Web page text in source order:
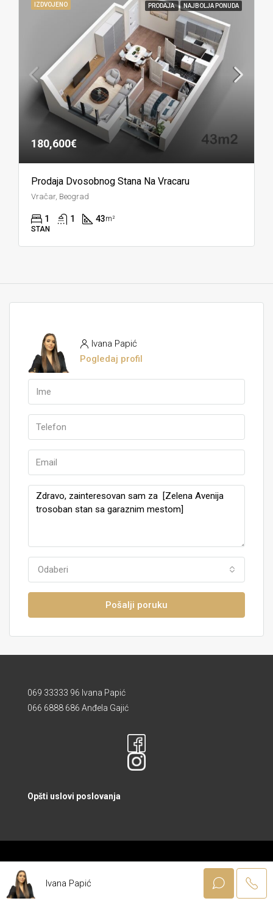
IZDVOJENO PRODAJA NAJBOLJA PONUDA
180,600€
Prodaja Dvosobnog Stana Na Vracaru
Vračar, Beograd
1 1 43m²
STAN
Ivana Papić
Pogledaj profil
Odaberi
Pošalji poruku
069 33333 96 Ivana Papić
066 6888 686 Anđela Gajić
Opšti uslovi poslovanja
Ivana Papić